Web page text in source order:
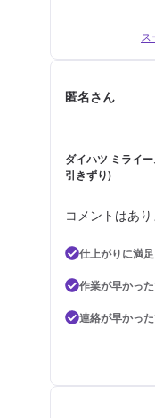
匿名さん
ダイハツ ミライ
引きずり)
コメントはあ
仕上がりに満
作業が早かっ
連絡が早かっ